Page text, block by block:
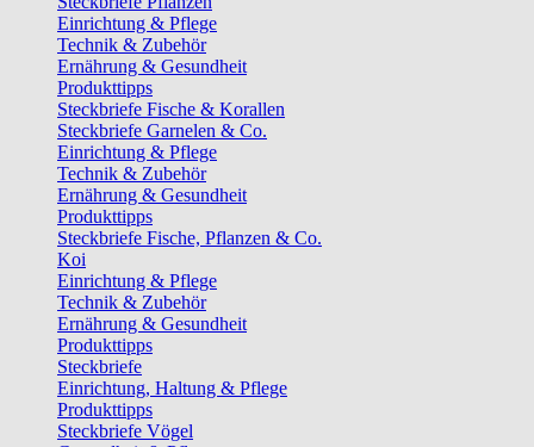
Einrichtung & Pflege
Technik & Zubehör
Ernährung & Gesundheit
Produkttipps
Steckbriefe Fische & Korallen
Steckbriefe Garnelen & Co.
Einrichtung & Pflege
Technik & Zubehör
Ernährung & Gesundheit
Produkttipps
Steckbriefe Fische, Pflanzen & Co.
Koi
Einrichtung & Pflege
Technik & Zubehör
Ernährung & Gesundheit
Produkttipps
Steckbriefe
Einrichtung, Haltung & Pflege
Produkttipps
Steckbriefe Vögel